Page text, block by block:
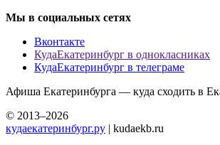
Мы в социальных сетях
Вконтакте
КудаЕкатеринбург в однокласниках
КудаЕкатеринбург в телеграме
Афиша Екатеринбурга — куда сходить в
© 2013–2026
кудаекатеринбург.ру | kudaekb.ru